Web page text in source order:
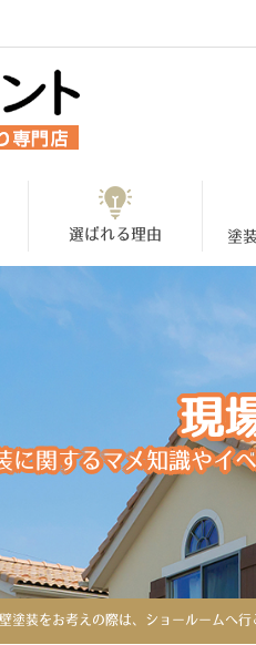
選ばれる理由 塗
現
に関するマメ知識やイ
塗装をお考えの際は、ショールームへ